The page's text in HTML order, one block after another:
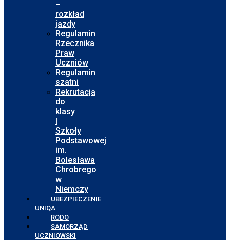
–
rozkład
jazdy
Regulamin
Rzecznika
Praw
Uczniów
Regulamin
szatni
Rekrutacja
do
klasy
I
Szkoły
Podstawowej
im.
Bolesława
Chrobrego
w
Niemczy
UBEZPIECZENIE
UNIQA
RODO
SAMORZĄD
UCZNIOWSKI